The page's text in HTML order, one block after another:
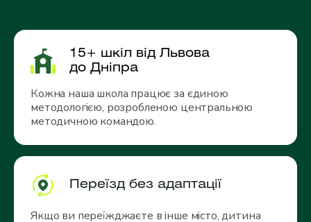
15+ шкіл від Львова
до Дніпра
Кожна наша школа працює за єдиною
методологією, розробленою центральною
методичною командою.
Переїзд без адаптації
Якщо ви переїжджаєте в інше місто, дитина